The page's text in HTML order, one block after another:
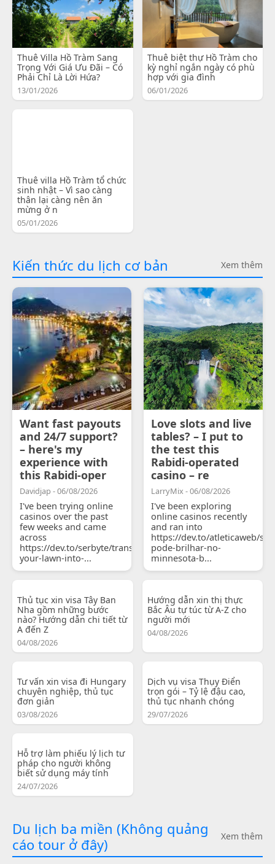
Thuê Villa Hồ Tràm Sang
Trọng Với Giá Ưu Đãi – Có
Phải Chỉ Là Lời Hứa?
13/01/2026
Thuê biệt thự Hồ Tràm cho
kỳ nghỉ ngắn ngày có phù
hợp với gia đình
06/01/2026
Thuê villa Hồ Tràm tổ chức
sinh nhật – Vì sao càng
thân lại càng nên ăn
mừng ở n
05/01/2026
Kiến thức du lịch cơ bản Xem thêm
Want fast payouts
and 24/7 support?
– here's my
experience with
this Rabidi-oper
Davidjap - 06/08/2026
I've been trying online
casinos over the past
few weeks and came
across
https://dev.to/serbyte/transform-
your-lawn-into-...
Love slots and live
tables? – I put to
the test this
Rabidi-operated
casino – re
LarryMix - 06/08/2026
I've been exploring
online casinos recently
and ran into
https://dev.to/atleticaweb/
pode-brilhar-no-
minnesota-b...
Thủ tục xin visa Tây Ban
Nha gồm những bước
nào? Hướng dẫn chi tiết từ
A đến Z
04/08/2026
Hướng dẫn xin thị thực
Bắc Âu tự túc từ A-Z cho
người mới
04/08/2026
Tư vấn xin visa đi Hungary
chuyên nghiệp, thủ tục
đơn giản
03/08/2026
Dịch vụ visa Thụy Điển
trọn gói – Tỷ lệ đậu cao,
thủ tục nhanh chóng
29/07/2026
Hỗ trợ làm phiếu lý lịch tư
pháp cho người không
biết sử dụng máy tính
24/07/2026
Du lịch ba miền (Không quảng
cáo tour ở đây)
Xem thêm